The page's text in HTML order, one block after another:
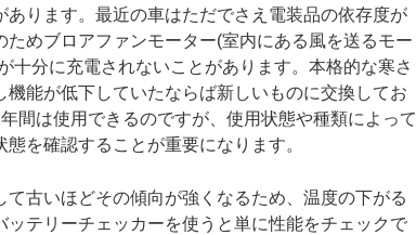
ります。最近の車はただでさえ電装品の依存度が
めブロアファンモーター(室内にある風を送るモー
十分に充電されないことがあります。本格的な寒さ
能が低下していたならば新しいものに交換してお
間は使用できるのですが、使用状態や種類によって
を確認することが重要になります。
古いほどその傾向が強くなるため、温度の下がる
テリーチェッカーを使うと単に性能をチェックで